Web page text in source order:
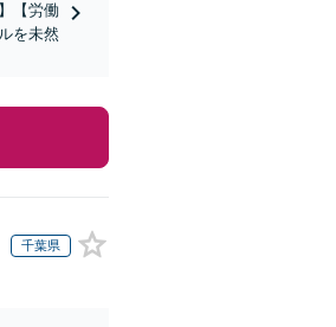
【労働
を未然
千葉県